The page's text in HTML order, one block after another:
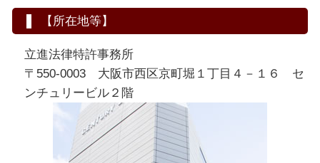
【所在地等】
立進法律特許事務所
〒550-0003 大阪市西区京町堀１丁目４－１６ セ
ンチュリービル２階